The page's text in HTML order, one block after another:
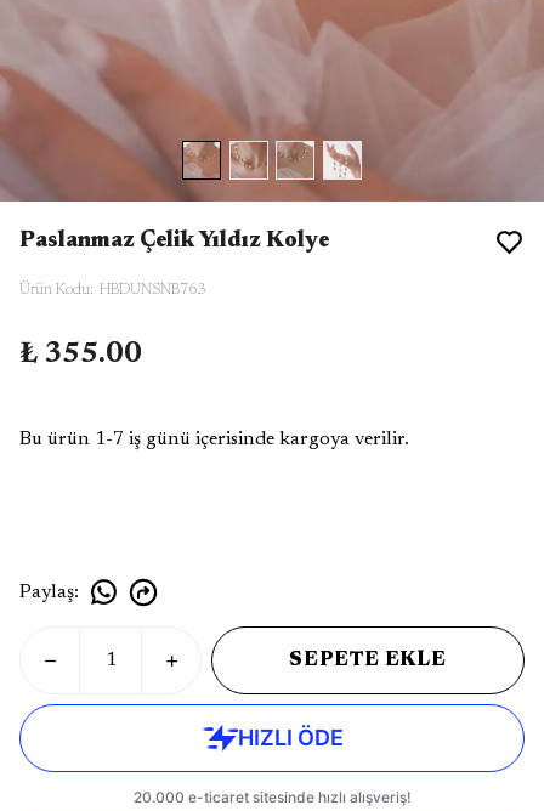
Paslanmaz Çelik Yıldız Kolye
Ürün Kodu: HBDUNSNB763
₺ 355.00
Bu ürün 1-7 iş günü içerisinde kargoya verilir.
Paylaş:
SEPETE EKLE